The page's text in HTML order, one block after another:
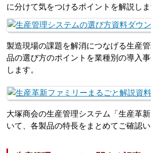
に分けて気をつけるポイントを解説しま
製造現場の課題を解消につなげる生産
品の選び方のポイントを業種別の導入
します。
大塚商会の生産管理システム「生産革
いて、各製品の特長をまとめてご確認い